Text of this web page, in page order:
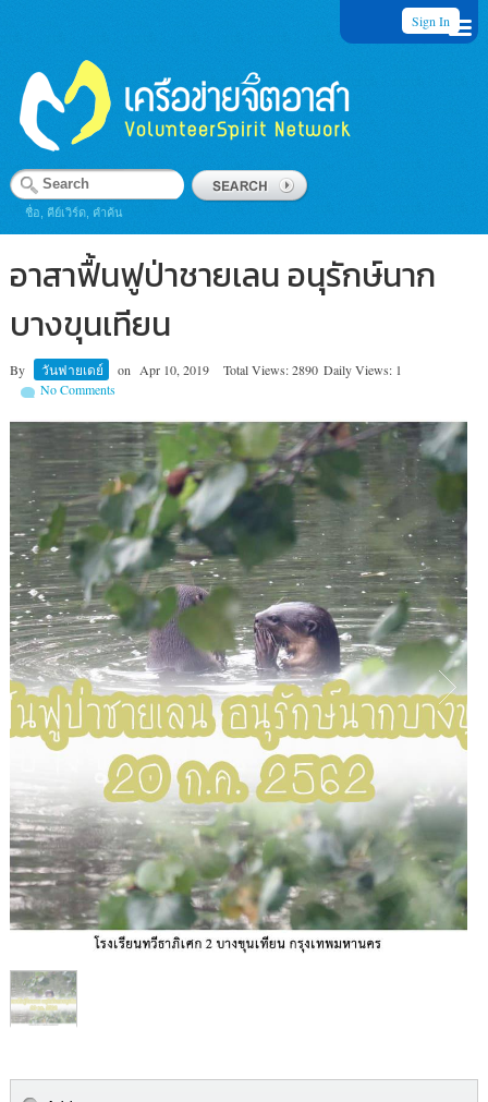
Sign In
ชื่อ, คีย์เวิร์ด, คำค้น
อาสาฟื้นฟูป่าชายเลน อนุรักษ์นาก
บางขุนเทียน
By วันฟายเดย์ on Apr 10, 2019 Total Views: 2890 Daily Views: 1
No Comments